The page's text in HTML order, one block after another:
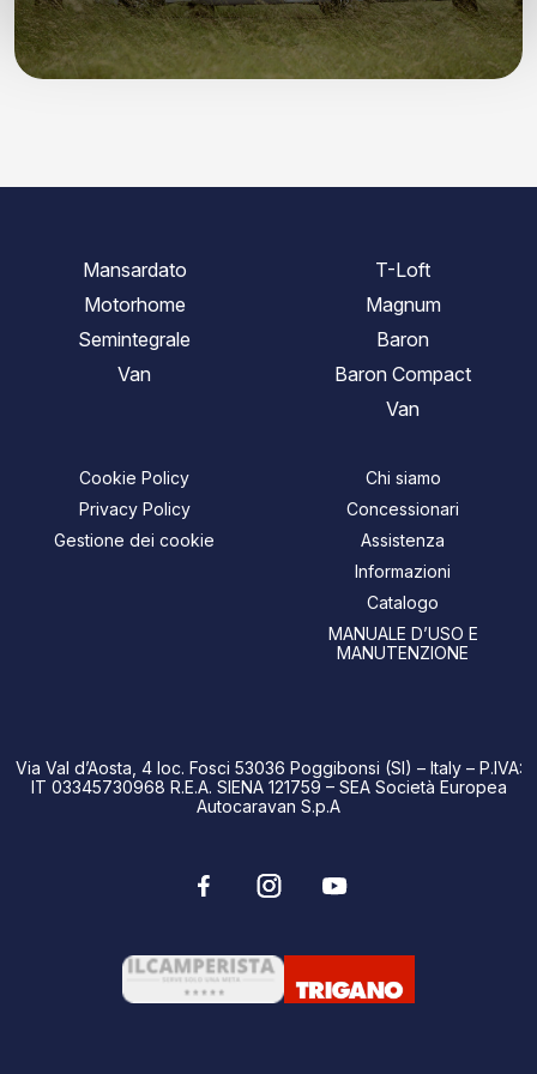
Mansardato
Motorhome
Semintegrale
Van
T-Loft
Magnum
Baron
Baron Compact
Van
Cookie Policy
Privacy Policy
Gestione dei cookie
Chi siamo
Concessionari
Assistenza
Informazioni
Catalogo
MANUALE D’USO E
MANUTENZIONE
Via Val d’Aosta, 4 loc. Fosci 53036 Poggibonsi (SI) – Italy – P.IVA:
IT 03345730968 R.E.A. SIENA 121759 – SEA Società Europea
Autocaravan S.p.A